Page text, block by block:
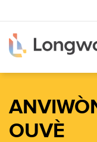
nan
kontni
prensipal
OUVÈ